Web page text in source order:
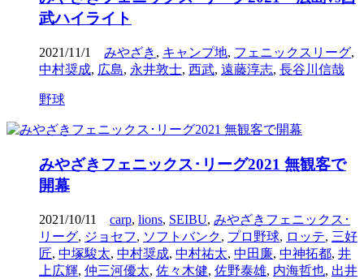
武ハイライト
2021/11/1 みやざき , キャンプ地, フェニックスリーグ,
中村奨成, 広島, 永井敦士, 西武, 遠藤淳志, 長谷川信哉
野球
みやざきフェニックス･リーグ2021 無観客で
開幕
2021/10/11 carp, lions, SEIBU, みやざきフェニックス･
リーグ, ジョセフ, ソフトバンク, プロ野球, ロッテ, 三好
匠, 中塚駿太, 中村奨成, 中村祐太, 中田廉, 中神拓都, 井
上広輝, 仲三河優太, 佐々木健, 佐野泰雄, 内海哲也, 出井